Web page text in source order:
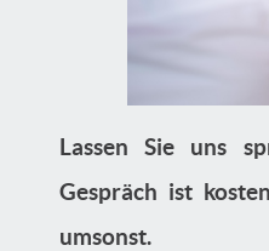
Lassen Sie uns
Gespräch ist
umsonst.